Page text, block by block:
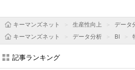
キーマンズネット 生産性向上 データ
キーマンズネット
データ分析 BI
記事ランキング